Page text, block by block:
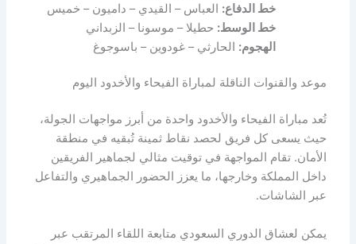
خط الدفاع: العباس – القيدي – داميون – خميس
خط الوسط: حطيلا – موسونا – الزبداني
الهجوم: الحارثي – غودوين – باسوجوغ
موعد والقنوات الناقلة لمباراة الفيحاء والأخدود اليوم
تُعد مباراة الفيحاء والأخدود واحدة من أبرز مواجهات الجولة،
حيث يسعى كل فريق لحصد نقاط ثمينة تُبقيه في منطقة
الأمان. تقام المواجهة في توقيت مثالي لجماهير الفريقين
داخل المملكة وخارجها، ما يعزز الحضور الجماهيري والتفاعل
عبر الشاشات.
يمكن لعشاق الدوري السعودي متابعة اللقاء المرتقب عبر